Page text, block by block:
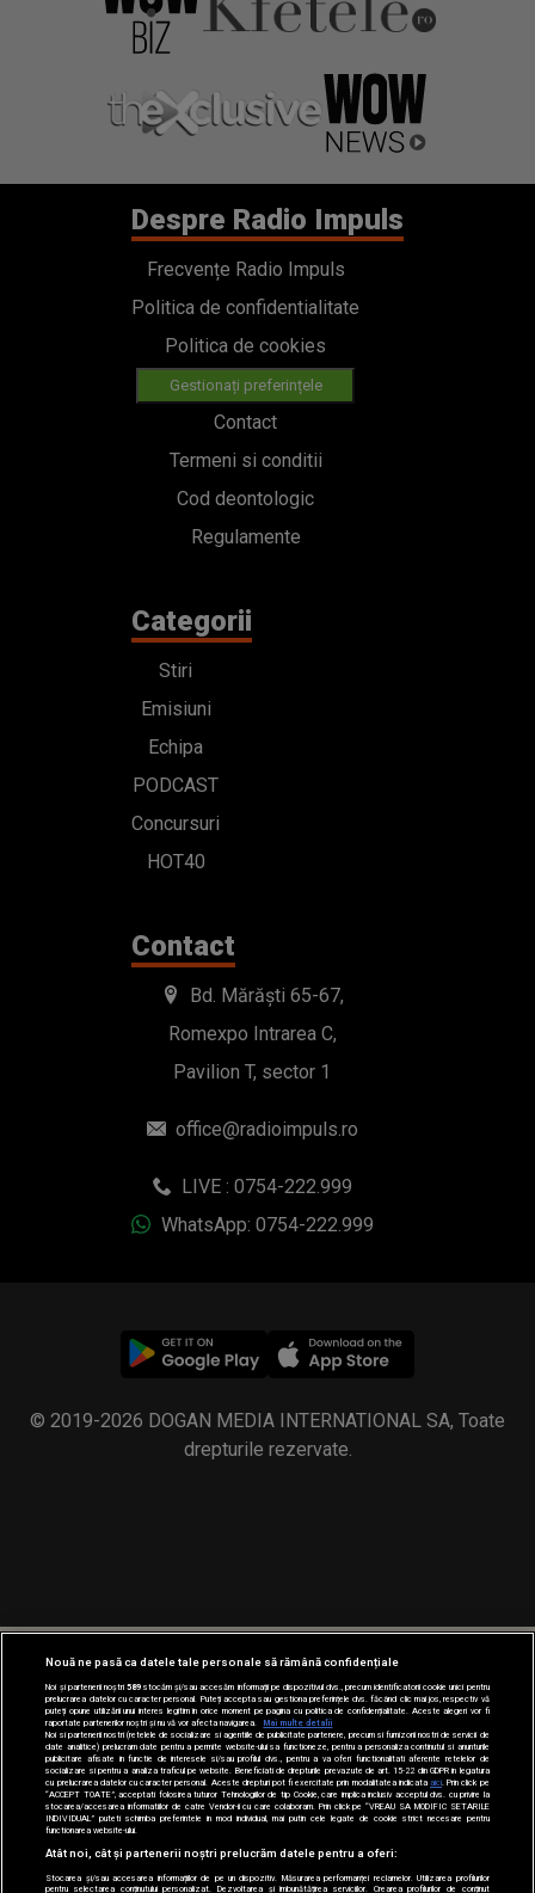
Despre Radio Impuls
Frecvențe Radio Impuls
Politica de confidentialitate
Politica de cookies
Gestionați preferințele
Contact
Termeni si conditii
Cod deontologic
Regulamente
Categorii
Stiri
Emisiuni
Echipa
PODCAST
Concursuri
HOT40
Contact
Bd. Mărăști 65-67,
Romexpo Intrarea C,
Pavilion T, sector 1
office@radioimpuls.ro
LIVE : 0754-222.999
WhatsApp: 0754-222.999
© 2019-2026 DOGAN MEDIA INTERNATIONAL SA, Toate
drepturile rezervate.
Nouă ne pasă ca datele tale personale să rămână confidențiale
Noi și partenerii noștri589stocăm și/sau accesăm informații pe dispozitivul dvs., precum identificatorii cookie unici pentru
prelucrarea datelor cu caracter personal. Puteți accepta sau gestiona preferințele dvs. făcând clic mai jos, respectiv vă
puteți opune utilizării unui interes legitim în orice moment pe pagina cu politica de confidențialitate. Aceste alegeri vor fi
raportate partenerilor noștri și nu vă vor afecta navigarea.
Mai multe detalii
Noi si partenerii nostri (retelele de socializare si agentiile de publicitate partenere, precum si furnizorii nostri de servicii de
date analitice) prelucram date pentru a permite website-ului sa functioneze, pentru a personaliza continutul si anunturile
publicitare afisate in functie de interesele si/sau profilul dvs., pentru a va oferi functionalitati aferente retelelor de
socializare si pentru a analiza traficul pe website. Beneficiati de drepturile prevazute de art. 15-22 din GDPR in legatura
cu prelucrarea datelor cu caracter personal. Aceste drepturi pot fi exercitate prin modalitatea indicataaici . Prin click pe
“ACCEPT TOATE”, acceptati folosirea tuturor Tehnologiilor de tip Cookie, care implica inclusiv acceptul dvs. cu privire la
stocarea/accesarea informatiilor de catre Vendor-ii cu care colaboram. Prin click pe “VREAU SA MODIFIC SETARILE
INDIVIDUAL” puteti schimba preferintele in mod individual, mai putin cele legate de cookie strict necesare pentru
functionarea website-ului.
Atât noi, cât și partenerii noștri prelucrăm datele pentru a oferi:
Stocarea și/sau accesarea informațiilor de pe un dispozitiv. Măsurarea performanței reclamelor. Utilizarea profilurilor
pentru selectarea conținutului personalizat. Dezvoltarea și îmbunătățirea serviciilor. Crearea profilurilor de conținut